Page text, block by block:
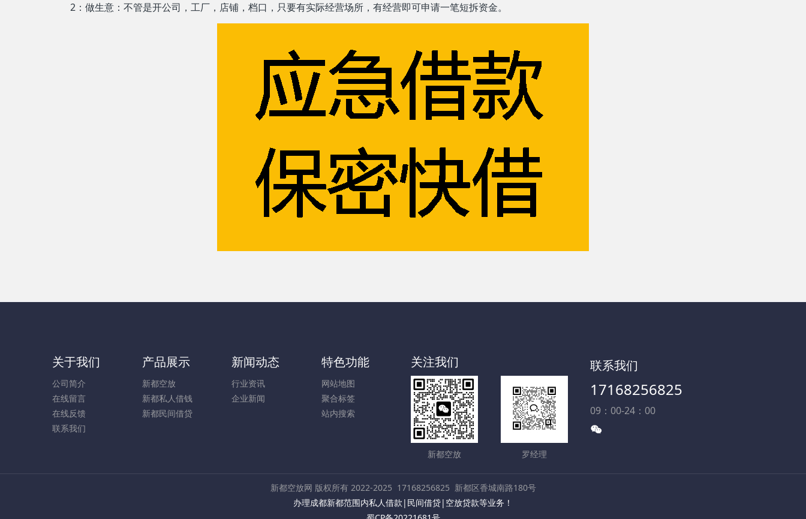
2：做生意：不管是开公司，工厂，店铺，档口，只要有实际经营场所，有经营即可申请一笔短拆资金。
关于我们
公司简介
在线留言
在线反馈
联系我们
产品展示
新都空放
新都私人借钱
新都民间借贷
新闻动态
行业资讯
企业新闻
特色功能
网站地图
聚合标签
站内搜索
关注我们
新都空放 罗经理
联系我们
17168256825
09：00-24：00
新都空放网 版权所有 2022-2025 17168256825 新都区香城南路180号
办理成都新都范围内私人借款|民间借贷|空放贷款等业务！